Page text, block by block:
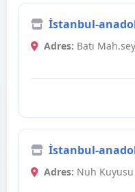
İstanbul-
Adres: Batı
İstanbul-
Adres: Nuh